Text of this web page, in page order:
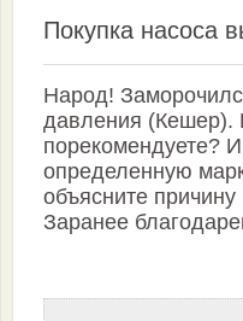
Покупка насоса
Народ!
давления (Кешер).
порекомендуете?
определенную
объясните
Заранее